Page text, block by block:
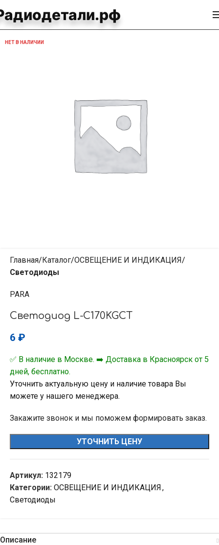
НЕТ В НАЛИЧИИ
Главная Каталог ОСВЕЩЕНИЕ И ИНДИКАЦИЯ
Светодиоды
PARA
Светодиод L-C170KGCT
6 ₽
✅ В наличие в Москве. ➡️ Доставка в Красноярск от 5
дней, бесплатно.
Уточнить актуальную цену и наличие товара Вы
можете у нашего менеджера.
Закажите звонок и мы поможем формировать заказ.
УТОЧНИТЬ ЦЕНУ
Артикул: 132179
Категории: ОСВЕЩЕНИЕ И ИНДИКАЦИЯ,
Светодиоды
Описание